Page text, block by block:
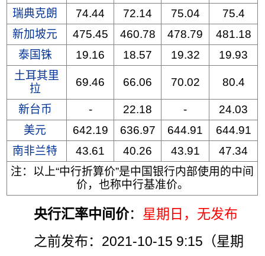
瑞典克朗 74.44 72.14 75.04
75.4
新加坡元
475.45 460.78 478.79
481.18
泰国铢
19.16 18.57 19.32
19.93
土耳其里
拉
69.46 66.06 70.02 80.4
新台币 - 22.18 -
24.03
美元
642.19 636.97 644.91
644.91
南非兰特
43.61 40.26 43.91
47.34
注：以上“中行折算价”是中国银行内部使用的中间
价，也称中行基准价。
央行汇率中间价： 星期日 ，无发布
之前发布：2021-10-15 9:15（星期